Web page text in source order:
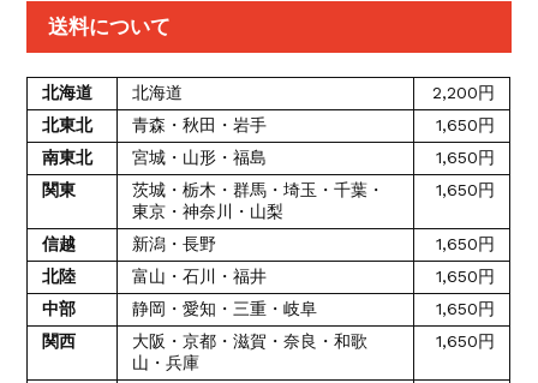
送料について
北海道 北海道
2,200円
北東北
青森・秋田・岩手
1,650円
南東北
宮城・山形・福島
1,650円
関東
茨城・栃木・群馬・埼玉・千葉・
東京・神奈川・山梨
1,650円
信越 新潟・長野
1,650円
北陸
富山・石川・福井
1,650円
中部
静岡・愛知・三重・岐阜
1,650円
関西
大阪・京都・滋賀・奈良・和歌
山・兵庫
1,650円